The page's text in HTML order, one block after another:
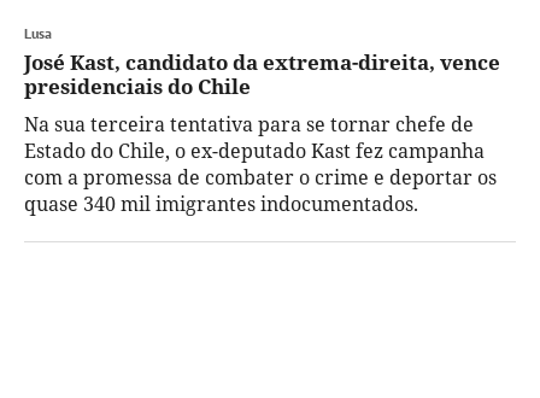
Lusa
José Kast, candidato da extrema-direita, vence
presidenciais do Chile
Na sua terceira tentativa para se tornar chefe de
Estado do Chile, o ex-deputado Kast fez campanha
com a promessa de combater o crime e deportar os
quase 340 mil imigrantes indocumentados.